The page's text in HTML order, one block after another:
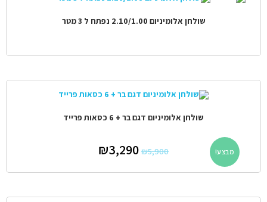
שולחן אלומיניום 2.10/1.00 נפתח ל 3 מטר
מבצע!
שולחן אלומיניום דגם בר + 6 כסאות פרייד
₪5,900
₪3,290